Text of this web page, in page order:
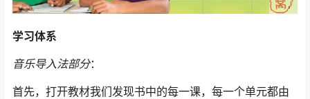
学习体系
音乐导入法部分：
首先，打开教材我们发现书中的每一课，每一个单元都由